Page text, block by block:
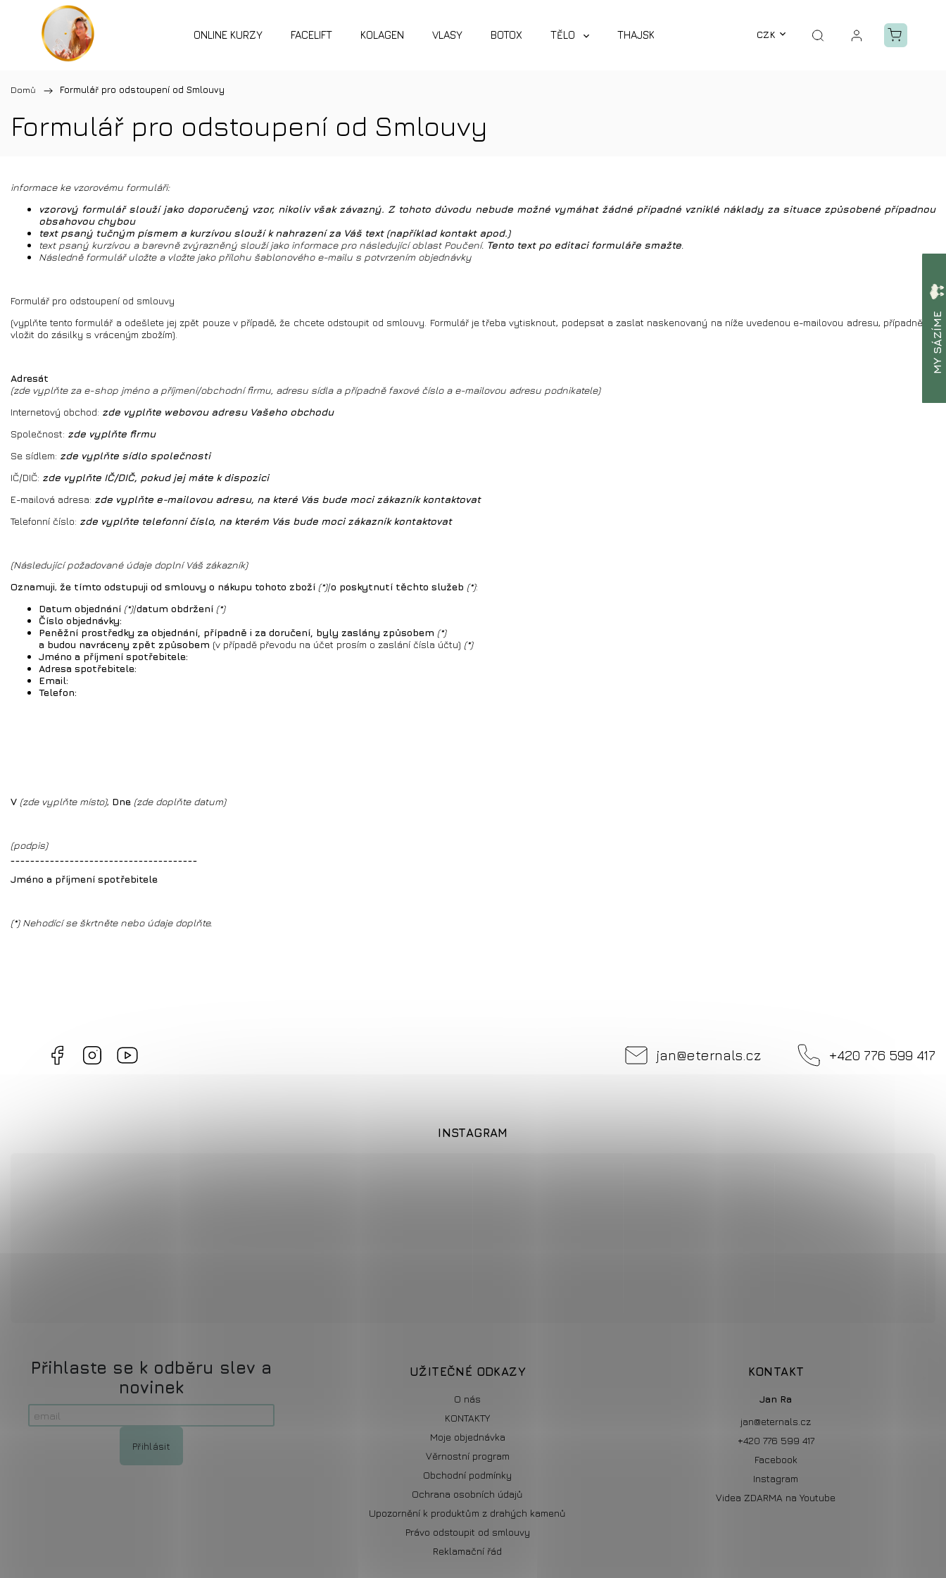
CZK
ONLINE KURZY FACELIFT KOLAGEN VLASY BOTOX TĚLO THAJSKÝ ZÁZRAK BALZÁMY GUASHA VÝPRODEJ
Domů / Formulář pro odstoupení od Smlouvy
Formulář pro odstoupení od Smlouvy
informace ke vzorovému formuláři:
vzorový formulář slouží jako doporučený vzor, nikoliv však závazný. Z tohoto důvodu nebude možné vymáhat žádné případné vzniklé náklady za situace způsobené případnou
obsahovou chybou
text psaný tučným písmem a kurzívou slouží k nahrazení za Váš text (například kontakt apod.)
text psaný kurzívou a barevně zvýrazněný slouží jako informace pro následující oblast Poučení. Tento text po editaci formuláře smažte
Následně formulář uložte a vložte jako přílohu šablonového e-mailu s potvrzením objednávky
Formulář pro odstoupení od smlouvy
(vyplňte tento formulář a odešlete jej zpět pouze v případě, že chcete odstoupit od smlouvy. Formulář je třeba vytisknout, podepsat a zaslat naskenovaný na níže uvedenou e-mailovou adresu, případně jej
vložit do zásilky s vráceným zbožím).
Adresát
(zde vyplňte za e-shop jméno a příjmení/obchodní firmu, adresu sídla a případně faxové číslo a e-mailovou adresu podnikatele)
Internetový obchod: zde vyplňte webovou adresu Vašeho obchodu
Společnost: zde vyplňte firmu
Se sídlem: zde vyplňte sídlo společnosti
IČ/DIČ: zde vyplňte IČ/DIČ, pokud jej máte k dispozici
E-mailová adresa: zde vyplňte e-mailovou adresu, na které Vás bude moci zákazník kontaktovat
Telefonní číslo: zde vyplňte telefonní číslo, na kterém Vás bude moci zákazník kontaktovat
(Následující požadované údaje doplní Váš zákazník)
Oznamuji, že tímto odstupuji od smlouvy o nákupu tohoto zboží (*)/o poskytnutí těchto služeb (*):
Datum objednání (*)/datum obdržení (*)
Číslo objednávky:
Peněžní prostředky za objednání, případně i za doručení, byly zaslány způsobem (*)
a budou navráceny zpět způsobem (v případě převodu na účet prosím o zaslání čísla účtu) (*)
Jméno a příjmení spotřebitele:
Adresa spotřebitele:
Email:
Telefon:
V (zde vyplňte místo), Dne (zde doplňte datum)
(podpis)
Jméno a příjmení spotřebitele
(*) Nehodící se škrtněte nebo údaje doplňte.
Facebook Instagram jan@eternals.cz +420 776 599 417
Přihlaste se k odběru slev a
novinek
UŽITEČNÉ ODKAZY
O nás
KONTAKTY
Moje objednávka
Věrnostní program
Obchodní podmínky
Ochrana osobních údajů
Upozornění k produktům z drahých kamenů
Právo odstoupit od smlouvy
Reklamační řád
KONTAKT
Jan Ra
jan@eternals.cz
+420 776 599 417
Facebook
Instagram
Videa ZDARMA na Youtube
INSTAGRAM
MY SÁZÍME